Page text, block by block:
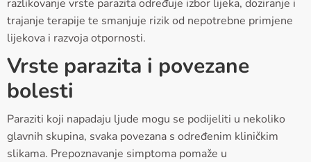
razlikovanje vrste parazita određuje izbor lijeka, doziranje i
trajanje terapije te smanjuje rizik od nepotrebne primjene
lijekova i razvoja otpornosti.
Vrste parazita i povezane
bolesti
Paraziti koji napadaju ljude mogu se podijeliti u nekoliko
glavnih skupina, svaka povezana s određenim kliničkim
slikama. Prepoznavanje simptoma pomaže u